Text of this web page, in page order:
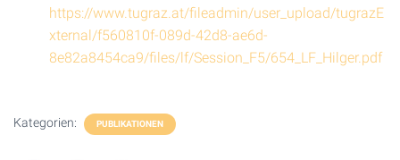
https://www.tugraz.at/fileadmin/user_upload/tugrazE
xternal/f560810f-089d-42d8-ae6d-
8e82a8454ca9/files/lf/Session_F5/654_LF_Hilger.pdf
Kategorien: PUBLIKATIONEN